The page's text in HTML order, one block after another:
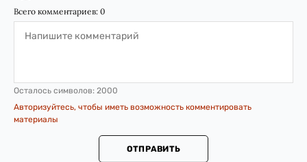
Всего комментариев: 0
Осталось символов: 2000
Авторизуйтесь, чтобы иметь возможность комментировать
материалы
ОТПРАВИТЬ